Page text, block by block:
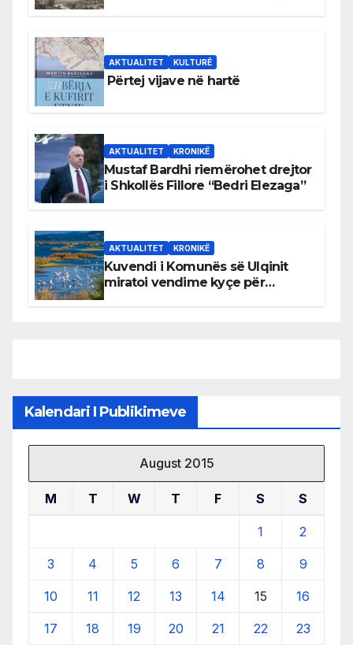
AKTUALITET KULTURË
Përtej vijave në hartë
AKTUALITET KRONIKË
Mustaf Bardhi riemërohet drejtor
i Shkollës Fillore “Bedri Elezaga”
AKTUALITET KRONIKË
Kuvendi i Komunës së Ulqinit
miratoi vendime kyçe për
Kalendari I Publikimeve
August 2015
M T W T F S S
1 2
3 4 5 6 7 8 9
10 11 12 13 14 15 16
17 18 19 20 21 22 23